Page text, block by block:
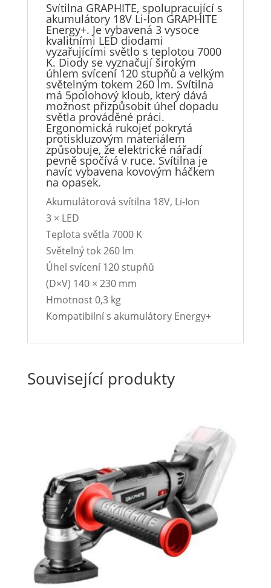
Svítilna GRAPHITE, spolupracující s
akumulátory 18V Li-Ion GRAPHITE
Energy+. Je vybavená 3 vysoce
kvalitními LED diodami
vyzařujícími světlo s teplotou 7000
K. Diody se vyznačují širokým
úhlem svícení 120 stupňů a velkým
světelným tokem 260 lm. Svítilna
má 5polohový kloub, který dává
možnost přizpůsobit úhel dopadu
světla prováděné práci.
Ergonomická rukojeť pokrytá
protiskluzovým materiálem
způsobuje, že elektrické nářadí
pevně spočívá v ruce. Svítilna je
navíc vybavena kovovým háčkem
na opasek.
Akumulátorová svítilna 18V, Li-Ion
3 × LED
Teplota světla 7000 K
Světelný tok 260 lm
Úhel svícení 120 stupňů
(D×V) 140 × 230 mm
Hmotnost 0,3 kg
Kompatibilní s akumulátory Energy+
Související produkty